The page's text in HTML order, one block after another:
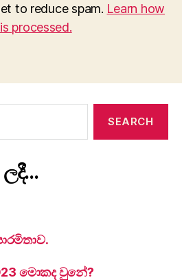
to reduce spam. Learn how
processed.
මොකද වුනේ?